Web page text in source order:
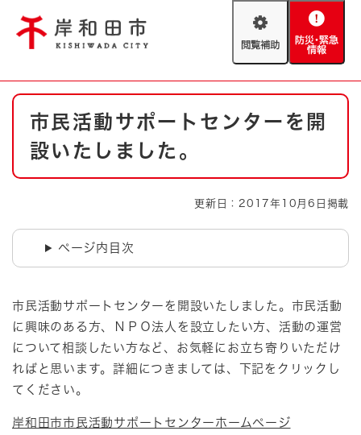
閲
助
防
緊
情
やさしい日本語
防災・緊急情報 救急・消防
ハザードマップ
本
市民活動サポートセンターを開
設いたしました。
更新日：2017年10月6日掲載
ページ内目次
市民活動サポートセンターを開設いたしました。市民活動
に興味のある方、ＮＰＯ法人を設立したい方、活動の運営
について相談したい方など、お気軽にお立ち寄りいただけ
ればと思います。詳細につきましては、下記をクリックし
てください。
岸和田市市民活動サポートセンターホームページ